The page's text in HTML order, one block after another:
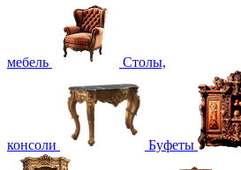
мебель Столы,
консоли Буфеты